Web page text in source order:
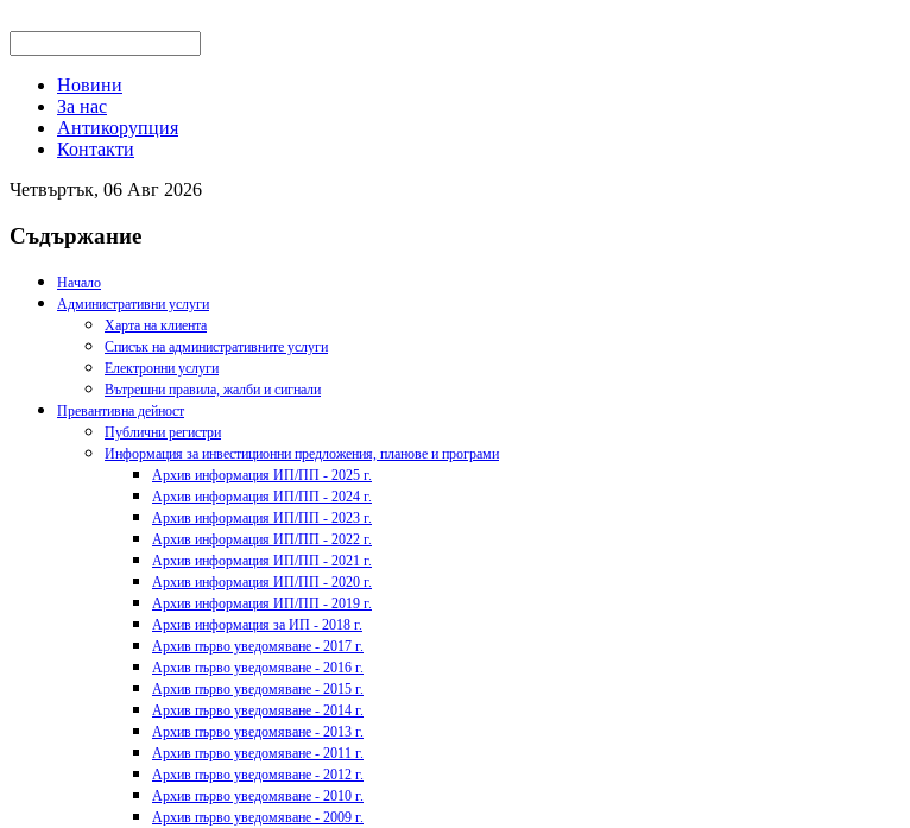
Новини
За нас
Антикорупция
Контакти
Четвъртък, 06 Авг 2026
Съдържание
Начало
Административни услуги
Харта на клиента
Списък на административните услуги
Електронни услуги
Вътрешни правила, жалби и сигнали
Превантивна дейност
Публични регистри
Информация за инвестиционни предложения, планове и програми
Архив информация ИП/ПП - 2025 г.
Архив информация ИП/ПП - 2024 г.
Архив информация ИП/ПП - 2023 г.
Архив информация ИП/ПП - 2022 г.
Архив информация ИП/ПП - 2021 г.
Архив информация ИП/ПП - 2020 г.
Архив информация ИП/ПП - 2019 г.
Архив информация за ИП - 2018 г.
Архив първо уведомяване - 2017 г.
Архив първо уведомяване - 2016 г.
Архив първо уведомяване - 2015 г.
Архив първо уведомяване - 2014 г.
Архив първо уведомяване - 2013 г.
Архив първо уведомяване - 2011 г.
Архив първо уведомяване - 2012 г.
Архив първо уведомяване - 2010 г.
Архив първо уведомяване - 2009 г.